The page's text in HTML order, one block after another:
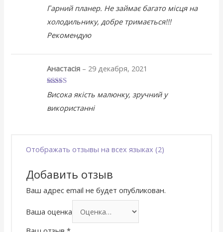
Оценка5
5Гарний планер. Не займає багато місця на
холодильнику, добре тримається!!!
Рекомендую
Оценка
из
5
Анастасія – 29 декабря, 2021
Висока якість малюнку, зручний у
використанні
Отображать отзывы на всех языках (2)
Добавить отзыв
Ваш адрес email не будет опубликован.
Ваша оценка